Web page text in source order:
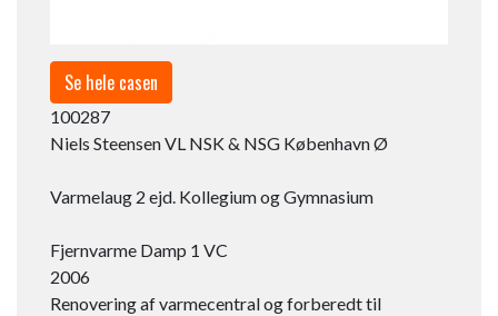
Se hele casen
100287
Niels Steensen VL NSK & NSG København Ø
Varmelaug 2 ejd. Kollegium og Gymnasium
Fjernvarme Damp 1 VC​
2006
Renovering af varmecentral og forberedt til